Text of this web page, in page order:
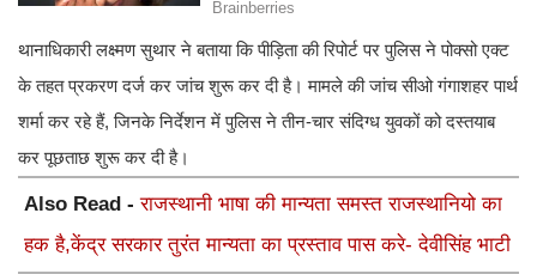
थानाधिकारी लक्ष्मण सुथार ने बताया कि पीड़िता की रिपोर्ट पर पुलिस ने पोक्सो एक्ट
के तहत प्रकरण दर्ज कर जांच शुरू कर दी है। मामले की जांच सीओ गंगाशहर पार्थ
शर्मा कर रहे हैं, जिनके निर्देशन में पुलिस ने तीन-चार संदिग्ध युवकों को दस्तयाब
कर पूछताछ शुरू कर दी है।
Also Read -राजस्थानी भाषा की मान्यता समस्त राजस्थानियो का
हक है,केंद्र सरकार तुरंत मान्यता का प्रस्ताव पास करे- देवीसिंह भाटी